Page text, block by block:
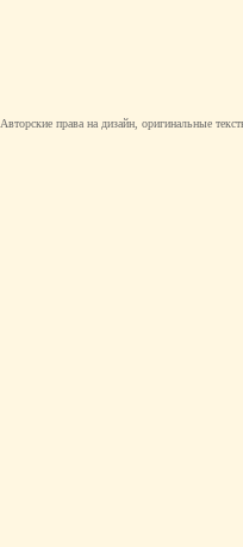
Авторские права на дизайн, оригинальные